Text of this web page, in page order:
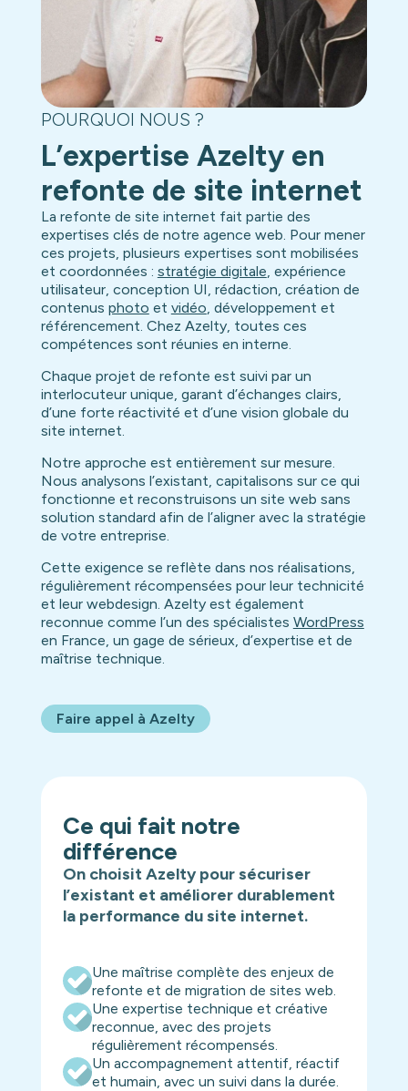
POURQUOI NOUS ?
L’expertise Azelty en
refonte de site internet
La refonte de site internet fait partie des
expertises clés de notre agence web. Pour mener
ces projets, plusieurs expertises sont mobilisées
et coordonnées : stratégie digitale, expérience
utilisateur, conception UI, rédaction, création de
contenus photo et vidéo, développement et
référencement. Chez Azelty, toutes ces
compétences sont réunies en interne.
Chaque projet de refonte est suivi par un
interlocuteur unique, garant d’échanges clairs,
d’une forte réactivité et d’une vision globale du
site internet.
Notre approche est entièrement sur mesure.
Nous analysons l’existant, capitalisons sur ce qui
fonctionne et reconstruisons un site web sans
solution standard afin de l’aligner avec la stratégie
de votre entreprise.
Cette exigence se reflète dans nos réalisations,
régulièrement récompensées pour leur technicité
et leur webdesign. Azelty est également
reconnue comme l’un des spécialistes WordPress
en France, un gage de sérieux, d’expertise et de
maîtrise technique.
Faire appel à Azelty
Ce qui fait notre
différence
On choisit Azelty pour sécuriser
l’existant et améliorer durablement
la performance du site internet.
Une maîtrise complète des enjeux de
refonte et de migration de sites web.
Une expertise technique et créative
reconnue, avec des projets
régulièrement récompensés.
Un accompagnement attentif, réactif
et humain, avec un suivi dans la durée.